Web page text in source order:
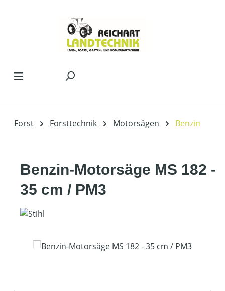
Forst Forsttechnik Motorsägen Benzin
Benzin-Motorsäge MS 182 -
35 cm / PM3
Bildergalerie überspringen